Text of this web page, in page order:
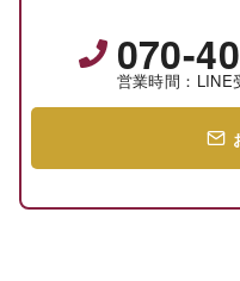
070-
営業時間：LINE